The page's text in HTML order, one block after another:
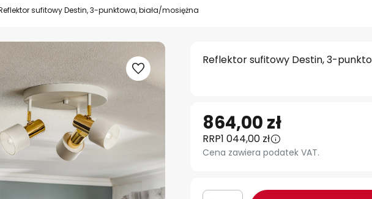
sufitowy Destin, 3-punktowa, biała/mosiężna
Reflektor sufitowy Destin, 3-
864,00 zł
RRP1 044,00 zł
Cena zawiera podatek VAT.